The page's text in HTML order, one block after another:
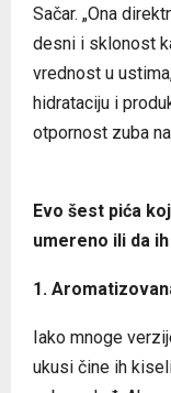
Sačar. „Ona
desni i sklonost
vrednost u
hidrataciju i
otpornost zuba
Evo šest pića
umereno ili da
1.
Iako mnoge
ukusi čine ih